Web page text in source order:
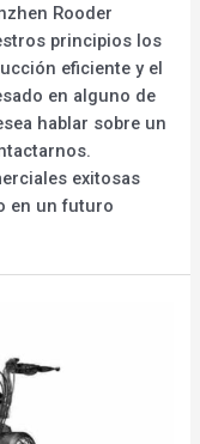
Rooder
principios los
eficiente y el
en alguno de
hablar sobre un
exitosas
en un futuro